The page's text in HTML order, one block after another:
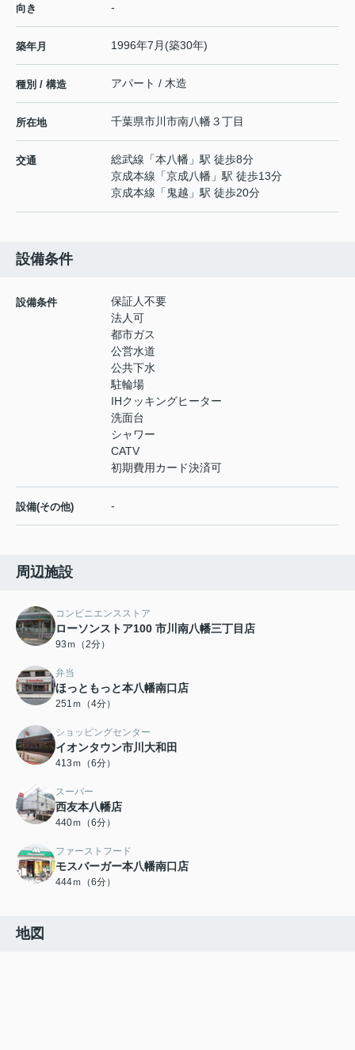
向き -
築年月 1996年7月(築30年)
種別 / 構造 アパート / 木造
所在地 千葉県市川市南八幡３丁目
交通 総武線 「本八幡 」駅 徒歩8分
京成本線 「京成八幡 」駅 徒歩13分
京成本線 「 鬼越 」駅 徒歩20分
設備条件
設備条件
保証人不要
法人可
都市ガス
公営水道
公共下水
駐輪場
IHクッキングヒーター
洗面台
シャワー
CATV
初期費用カード決済可
設備(その他) -
周辺施設
コンビニエンスストア
ローソンストア100 市川南八幡三丁目店
93ｍ（2分）
弁当
ほっともっと本八幡南口店
251ｍ（4分）
ショッピングセンター
イオンタウン市川大和田
413ｍ（6分）
スーパー
西友本八幡店
440ｍ（6分）
ファーストフード
モスバーガー本八幡南口店
444ｍ（6分）
地図